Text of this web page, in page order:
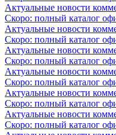
Актуальные новости
Скоро: полный каталог
Актуальные новости
Скоро: полный каталог
Актуальные новости
Скоро: полный каталог
Актуальные новости
Скоро: полный каталог
Актуальные новости
Скоро: полный каталог
Актуальные новости
Скоро: полный каталог